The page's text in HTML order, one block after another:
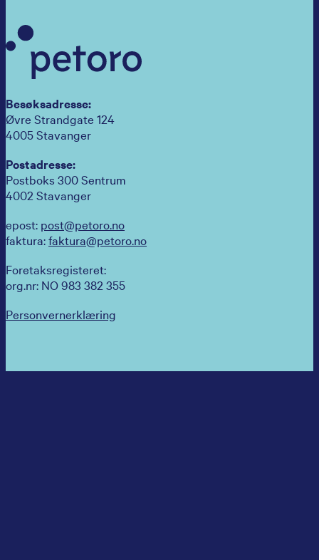
Besøksadresse:
Øvre Strandgate 124
4005 Stavanger
Postadresse:
Postboks 300 Sentrum
4002 Stavanger
epost: post@petoro.no
faktura:faktura@petoro.no
Foretaksregisteret:
org.nr: NO 983 382 355
Personvernerklæring